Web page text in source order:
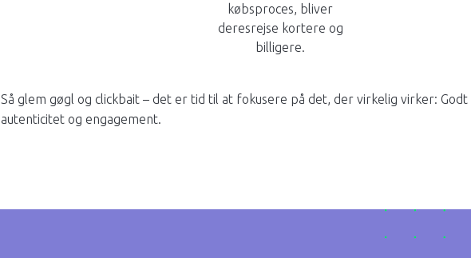
købsproces, bliver
deresrejse kortere og
billigere.
Så glem gøgl og clickbait – det er tid til at fokusere på det, der virkelig virker: Godt
autenticitet og engagement.